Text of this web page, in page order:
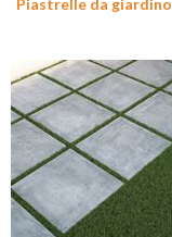
Piastrelle da giardino